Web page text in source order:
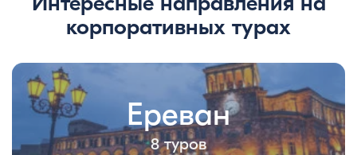
корпоративных турах
Ереван
8 туров